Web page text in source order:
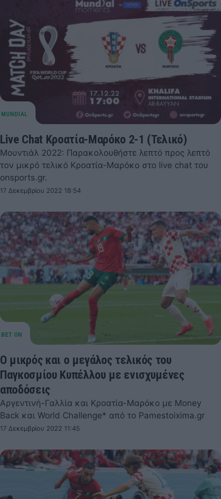
Live Chat Κροατία-Μαρόκο 2-1 (Τελικό)
Μουντιάλ 2022: Παρακολουθήστε λεπτό προς λεπτό
τον μικρό τελικό Κροατία-Μαρόκο στο live chat του
onsports.gr.
17 Δεκεμβρίου 2022 18:54
Ο μικρός και ο μεγάλος τελικός του
Παγκοσμίου Κυπέλλου με ενισχυμένες
αποδόσεις
Αργεντινή-Γαλλία και Κροατία-Μαρόκο με Money
Back και World Challenge* από το Pamestoixima.gr
17 Δεκεμβρίου 2022 11:45